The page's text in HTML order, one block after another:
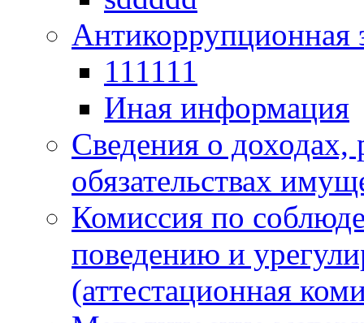
Антикоррупционная
111111
Иная информация
Сведения о доходах,
обязательствах
Комиссия по
поведению и
(аттестационная